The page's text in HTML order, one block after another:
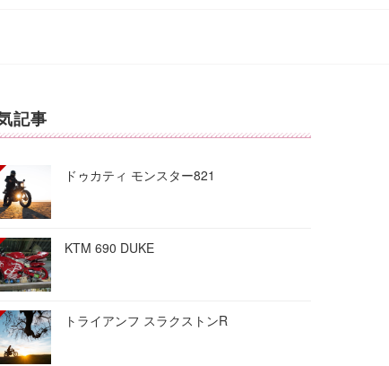
記事
ドゥカティ モンスター821
KTM 690 DUKE
トライアンフ スラクストンR